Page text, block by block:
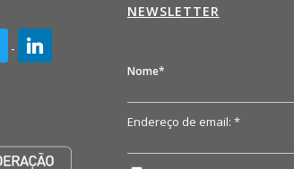
linkedin
NEWSLETTER
Nome*
Endereço de email: *